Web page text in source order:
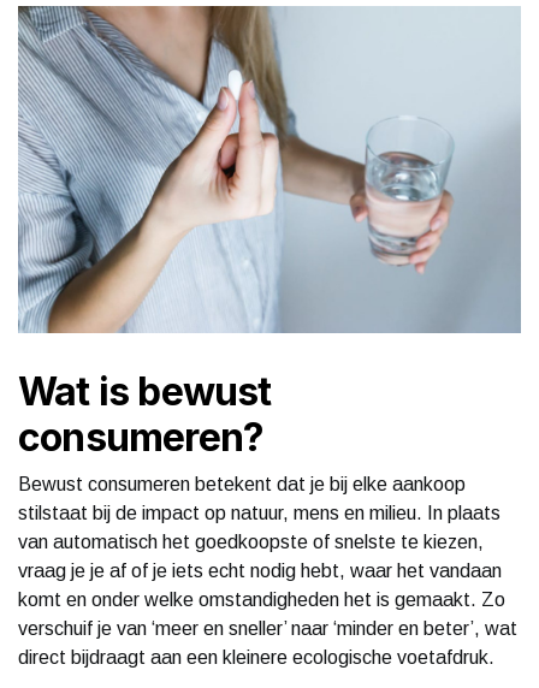
Wat is bewust
consumeren?
Bewust consumeren betekent dat je bij elke aankoop
stilstaat bij de impact op natuur, mens en milieu. In plaats
van automatisch het goedkoopste of snelste te kiezen,
vraag je je af of je iets echt nodig hebt, waar het vandaan
komt en onder welke omstandigheden het is gemaakt. Zo
verschuif je van ‘meer en sneller’ naar ‘minder en beter’, wat
direct bijdraagt aan een kleinere ecologische voetafdruk.